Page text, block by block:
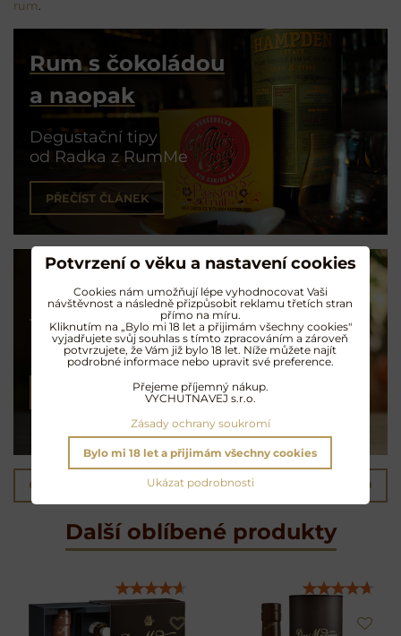
rum
Rum s čokoládou
a naopak
Degustační tipy
od Radka z RumMe
PŘEČÍST ČLÁNEK
Koktejly na rumu
Exotické opojení
NAMÍCHAT KOKTEJL
Předchozí produkt Následující produkt
Další oblíbené produkty
Potvrzení o věku a nastavení cookies
Cookies nám umožňují lépe vyhodnocovat Vaši
návštěvnost a následně přizpůsobit reklamu třetích stran
přímo na míru.
Kliknutím na „Bylo mi 18 let a přijimám všechny cookies"
vyjadřujete svůj souhlas s tímto zpracováním a zároveň
potvrzujete, že Vám již bylo 18 let. Níže můžete najít
podrobné informace nebo upravit své preference.
Přejeme příjemný nákup.
VYCHUTNAVEJ s.r.o.
Zásady ochrany soukromí
Ukázat podrobnosti
Bylo mi 18 let a přijimám všechny cookies